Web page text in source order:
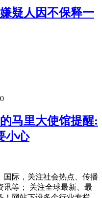
疑人因不保释一
马里大使馆提醒:
小心
国际，关注社会热点、传播
讯等； 关注全球最新、最